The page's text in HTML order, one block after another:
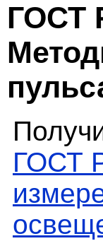
ГОСТ
ГОСТ